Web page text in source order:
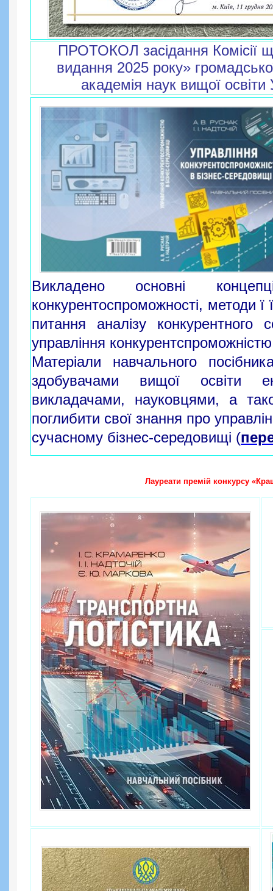
ПРОТОКОЛ засідання Комісії
видання 2025 року»
академія наук вищої освіти
Викладено основні
конкурентоспроможності, методи ї
питання аналізу конкурентного
управління
Матеріали навчального
здобувачами вищої освіти
викладачами, науковцями, а
поглибити свої знання про
сучасному бізнес-середовищі (
Лауреати премій конкурсу